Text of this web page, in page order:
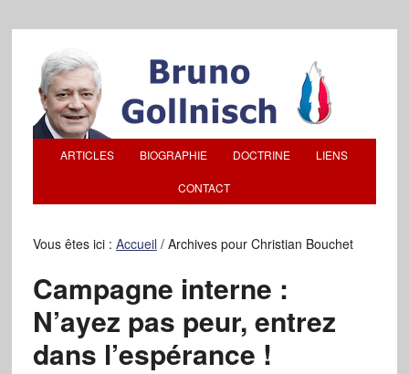
ARTICLES BIOGRAPHIE DOCTRINE LIENS
CONTACT
Vous êtes ici : Accueil /Archives pour Christian Bouchet
Campagne interne :
N’ayez pas peur, entrez
dans l’espérance !